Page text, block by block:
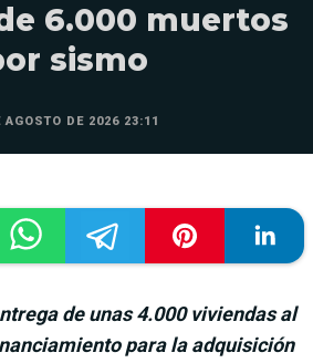
6.000 muertos
sismo
AGOSTO DE 2026 23:11
de unas 4.000 viviendas al
para la adquisición